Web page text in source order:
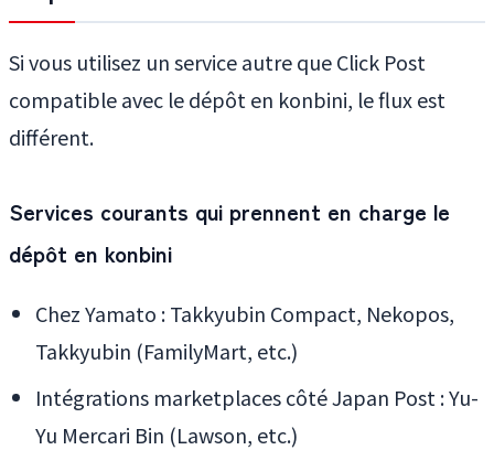
Si vous utilisez un service autre que Click Post
compatible avec le dépôt en konbini, le flux est
différent.
Services courants qui prennent en charge le
dépôt en konbini
Chez Yamato : Takkyubin Compact, Nekopos,
Takkyubin (FamilyMart, etc.)
Intégrations marketplaces côté Japan Post : Yu-
Yu Mercari Bin (Lawson, etc.)